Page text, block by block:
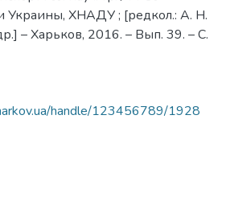
Украины, ХНАДУ ; [редкол.: А. Н.
– Харьков, 2016. – Вып. 39. – С.
handle/123456789/1928